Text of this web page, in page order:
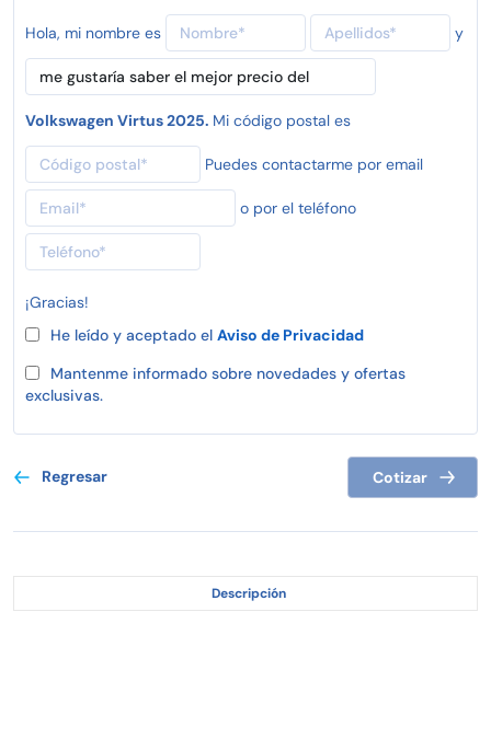
Hola, mi nombre es y
Volkswagen Virtus 2025. Mi código postal es
Puedes contactarme por email
o por el teléfono
¡Gracias!
He leído y aceptado el Aviso de Privacidad
Mantenme informado sobre novedades y ofertas
exclusivas.
Regresar Cotizar
Descripción